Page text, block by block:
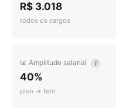
R$ 3.018
todos os cargos
📊 Amplitude salarial i
40%
piso → teto